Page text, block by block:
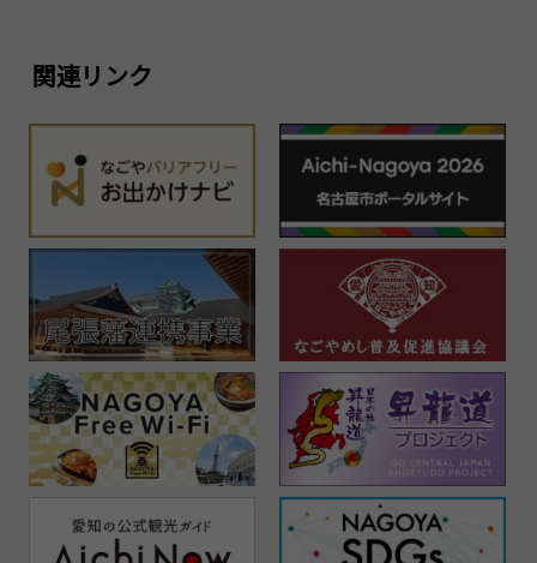
関連リンク